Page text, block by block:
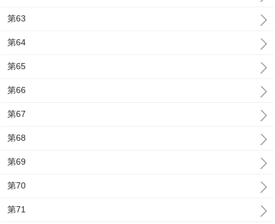
第63
第64
第65
第66
第67
第68
第69
第70
第71